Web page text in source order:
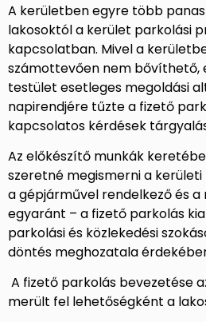
A kerületben egyre több
lakosoktól a kerület parkolási
kapcsolatban. Mivel a
számottevően nem bővíthető,
testület esetleges megoldási
napirendjére tűzte a fizető
kapcsolatos kérdések
Az előkészítő munkák
szeretné megismerni a
a gépjárművel rendelkező és
egyaránt – a fizető parkolás
parkolási és közlekedési
döntés meghozatala
A fizető parkolás bevezetése
merült fel lehetőségként a